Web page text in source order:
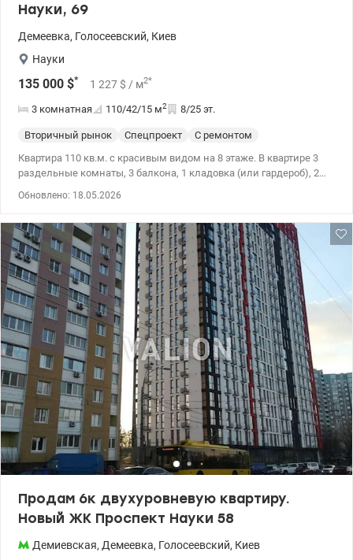
Науки, 69
Демеевка, Голосеевский, Киев
Науки
135 000 $* 1 227 $ / м2*
3 комнатная 110/42/15 м2 8/25 эт.
Вторичный рынок Спецпроект
С ремонтом
Квартира 110 кв.м. с красивым видом на 8 этаже. В квартире 3
раздельные комнаты, 3 балкона, 1 кладовка (или гардероб), 2
бесплатная парковка, детская площадка, магазины,
супермаркеты АТБ и Фора, рынок, Новая почта, школа, залив
Днепра. Во дворе дома современный детский сад №106 с
бассейном и современным ремонтом. Хорошо развита
инфраструктура, удобная транспортная развязка, в центр города
25 минут на транспорте. Ближайшая станция метро –
Демеевская. т.044 200 10 80 Valion.ua/1105156
Обновлено: 18.05.2026
Продам 6к двухуровневую квартиру.
Новый ЖК Проспект Науки 58
Демиевская, Демеевка, Голосеевский, Киев